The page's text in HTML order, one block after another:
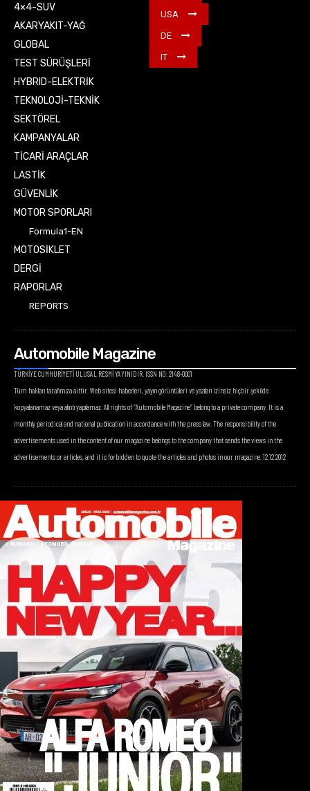
4×4-SUV
AKARYAKIT-YAĞ
GLOBAL
TEST SÜRÜŞLERİ
HYBRID-ELEKTRİK
TEKNOLOJİ-TEKNİK
SEKTÖREL
KAMPANYALAR
TİCARİ ARAÇLAR
LASTİK
GÜVENLİK
MOTOR SPORLARI
Formula1-EN
MOTOSİKLET
DERGİ
RAPORLAR
REPORTS
USA
DE
IT
Automobile Magazine
TÜRKİYE CUMHURİYETİ ULUSAL RESMİ YAYINIDIR. ISSN NO: 2148-0001
Tüm hakları tarafımıza aittir. Web sitesi haberleri, yayın görüntüleri ve yazıları izinsiz hiçbir şekilde
kopyalanamaz veya alıntı yapılamaz. All rights of “Automobile Magazine” belong to a private company. It is a
monthly periodical and national publication in accordance with the press law. The responsibility of the
advertisements used in the content of our magazine belongs to the company that sends the views in the
advertisements or articles, and it is forbidden to quote the articles and photos in our magazine. 12.12.2012